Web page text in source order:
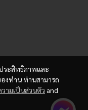
ระสิทธิภาพและ
งท่าน ท่านสามารถ
ามเป็นส่วนตัว and